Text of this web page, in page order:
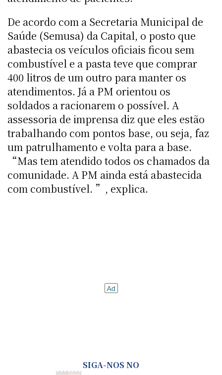
De acordo com a Secretaria Municipal de
Saúde (Semusa) da Capital, o posto que
abastecia os veículos oficiais ficou sem
combustível e a pasta teve que comprar
400 litros de um outro para manter os
atendimentos. Já a PM orientou os
soldados a racionarem o possível. A
assessoria de imprensa diz que eles estão
trabalhando com pontos base, ou seja, faz
um patrulhamento e volta para a base.
“Mas tem atendido todos os chamados da
comunidade. A PM ainda está abastecida
com combustível. ”, explica.
SIGA-NOS NO